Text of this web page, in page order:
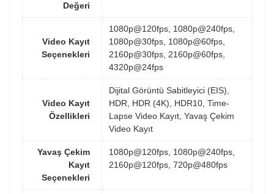
Değeri
Video Kayıt
Seçenekleri
1080p@120fps, 1080p@240fps,
1080p@30fps, 1080p@60fps,
2160p@30fps, 2160p@60fps,
4320p@24fps
Video Kayıt
Özellikleri
Dijital Görüntü Sabitleyici (EIS),
HDR, HDR (4K), HDR10, Time-
Lapse Video Kayıt, Yavaş Çekim
Video Kayıt
Yavaş Çekim
Kayıt
Seçenekleri
1080p@120fps, 1080p@240fps,
2160p@120fps, 720p@480fps